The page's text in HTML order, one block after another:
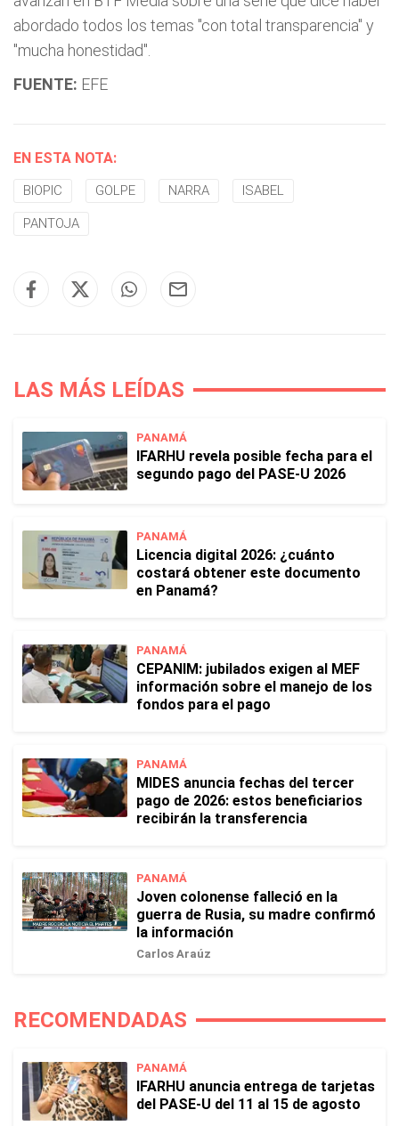
abordado todos los temas "con total transparencia" y
"mucha honestidad".
FUENTE: EFE
EN ESTA NOTA:
BIOPIC GOLPE NARRA ISABEL
PANTOJA
LAS MÁS LEÍDAS
PANAMÁ
IFARHU revela posible fecha para el
segundo pago del PASE-U 2026
PANAMÁ
Licencia digital 2026: ¿cuánto
costará obtener este documento
en Panamá?
PANAMÁ
CEPANIM: jubilados exigen al MEF
información sobre el manejo de los
fondos para el pago
PANAMÁ
MIDES anuncia fechas del tercer
pago de 2026: estos beneficiarios
recibirán la transferencia
PANAMÁ
Joven colonense falleció en la
guerra de Rusia, su madre confirmó
la información
Carlos Araúz
RECOMENDADAS
PANAMÁ
IFARHU anuncia entrega de tarjetas
del PASE-U del 11 al 15 de agosto